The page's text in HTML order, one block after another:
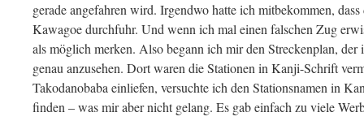
gerade angefahren wird. Irgendwo hatte ich mitbekommen,
Kawagoe durchfuhr. Und wenn ich mal einen falschen Zug
als möglich merken. Also begann ich mir den Streckenplan, der
genau anzusehen. Dort waren die Stationen in Kanji-Schrift
Takodanobaba einliefen, versuchte ich den Stationsnamen in
finden – was mir aber nicht gelang. Es gab einfach zu viele